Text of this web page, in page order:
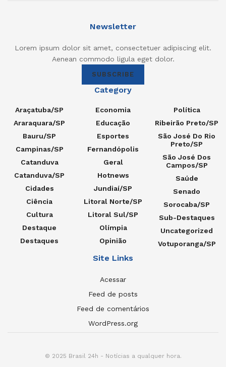
Newsletter
Lorem ipsum dolor sit amet, consectetuer adipiscing elit.
Aenean commodo ligula eget dolor.
SUBSCRIBE
Category
Araçatuba/SP
Araraquara/SP
Bauru/SP
Campinas/SP
Catanduva
Catanduva/SP
Cidades
Ciência
Cultura
Destaque
Destaques
Economia
Educação
Esportes
Fernandópolis
Geral
Hotnews
Jundiaí/SP
Litoral Norte/SP
Litoral Sul/SP
Olímpia
Opinião
Política
Ribeirão Preto/SP
São José Do Rio
Preto/SP
São José Dos
Campos/SP
Saúde
Senado
Sorocaba/SP
Sub-Destaques
Uncategorized
Votuporanga/SP
Site Links
Acessar
Feed de posts
Feed de comentários
WordPress.org
© 2025 Brasil 24h - Notícias a qualquer hora.